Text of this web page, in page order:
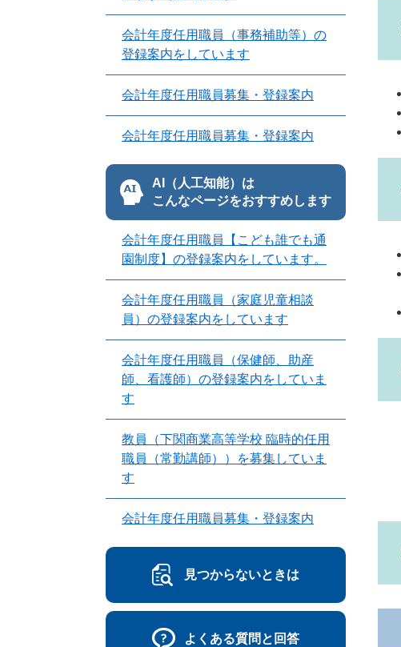
会計年度任用職員（事務補助等）の
登録案内をしています
会計年度任用職員募集・登録案内
会計年度任用職員募集・登録案内
AI（人工知能）は
こんなページをおすすめします
会計年度任用職員【こども誰でも通
園制度】の登録案内をしています。
会計年度任用職員（家庭児童相談
員）の登録案内をしています
会計年度任用職員（保健師、助産
師、看護師）の登録案内をしていま
す
教員（下関商業高等学校 臨時的任用
職員（常勤講師））を募集していま
す
会計年度任用職員募集・登録案内
見つからないときは
よくある質問と回答